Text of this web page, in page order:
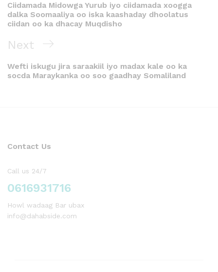
Ciidamada Midowga Yurub iyo ciidamada xoogga
dalka Soomaaliya oo iska kaashaday dhoolatus
ciidan oo ka dhacay Muqdisho
Next
Wefti iskugu jira saraakiil iyo madax kale oo ka
socda Maraykanka oo soo gaadhay Somaliland
Contact Us
Call us 24/7
0616931716
Howl wadaag Bar ubax
info@dahabside.com